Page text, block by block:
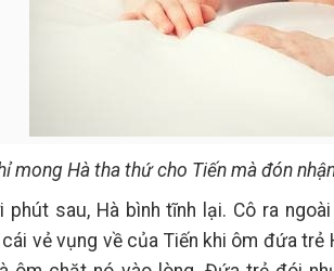
mong Hà tha thứ cho Tiến mà đón
phút sau, Hà bình tĩnh lại. Cô ra
cái vẻ vụng về của Tiến khi ôm đứa